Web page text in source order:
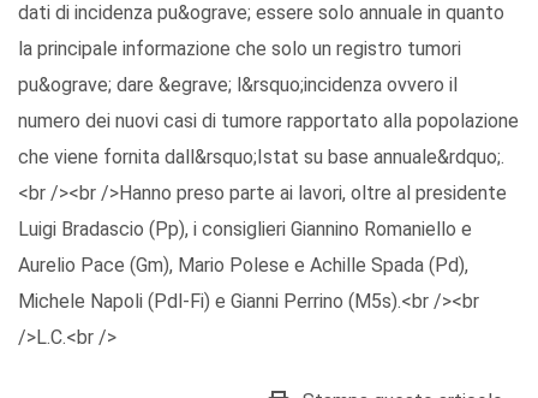
dati di incidenza pu&ograve; essere solo annuale in quanto
la principale informazione che solo un registro tumori
pu&ograve; dare &egrave; l&rsquo;incidenza ovvero il
numero dei nuovi casi di tumore rapportato alla popolazione
che viene fornita dall&rsquo;Istat su base annuale&rdquo;.
<br /><br />Hanno preso parte ai lavori, oltre al presidente
Luigi Bradascio (Pp), i consiglieri Giannino Romaniello e
Aurelio Pace (Gm), Mario Polese e Achille Spada (Pd),
Michele Napoli (Pdl-Fi) e Gianni Perrino (M5s).<br /><br
/>L.C.<br />